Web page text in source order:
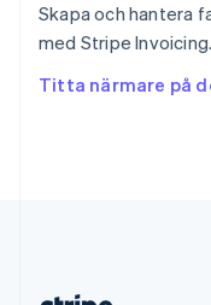
Skapa och hantera
med Stripe Invoicing.
Titta närmare på
Thailand
ไทยEnglish
English